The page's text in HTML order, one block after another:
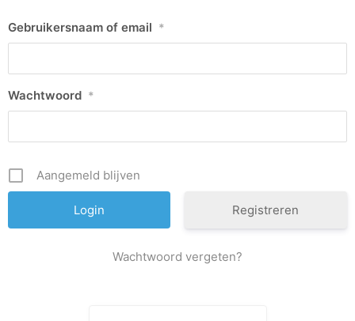
Gebruikersnaam of email *
Wachtwoord *
Aangemeld blijven
Registreren
Wachtwoord vergeten?